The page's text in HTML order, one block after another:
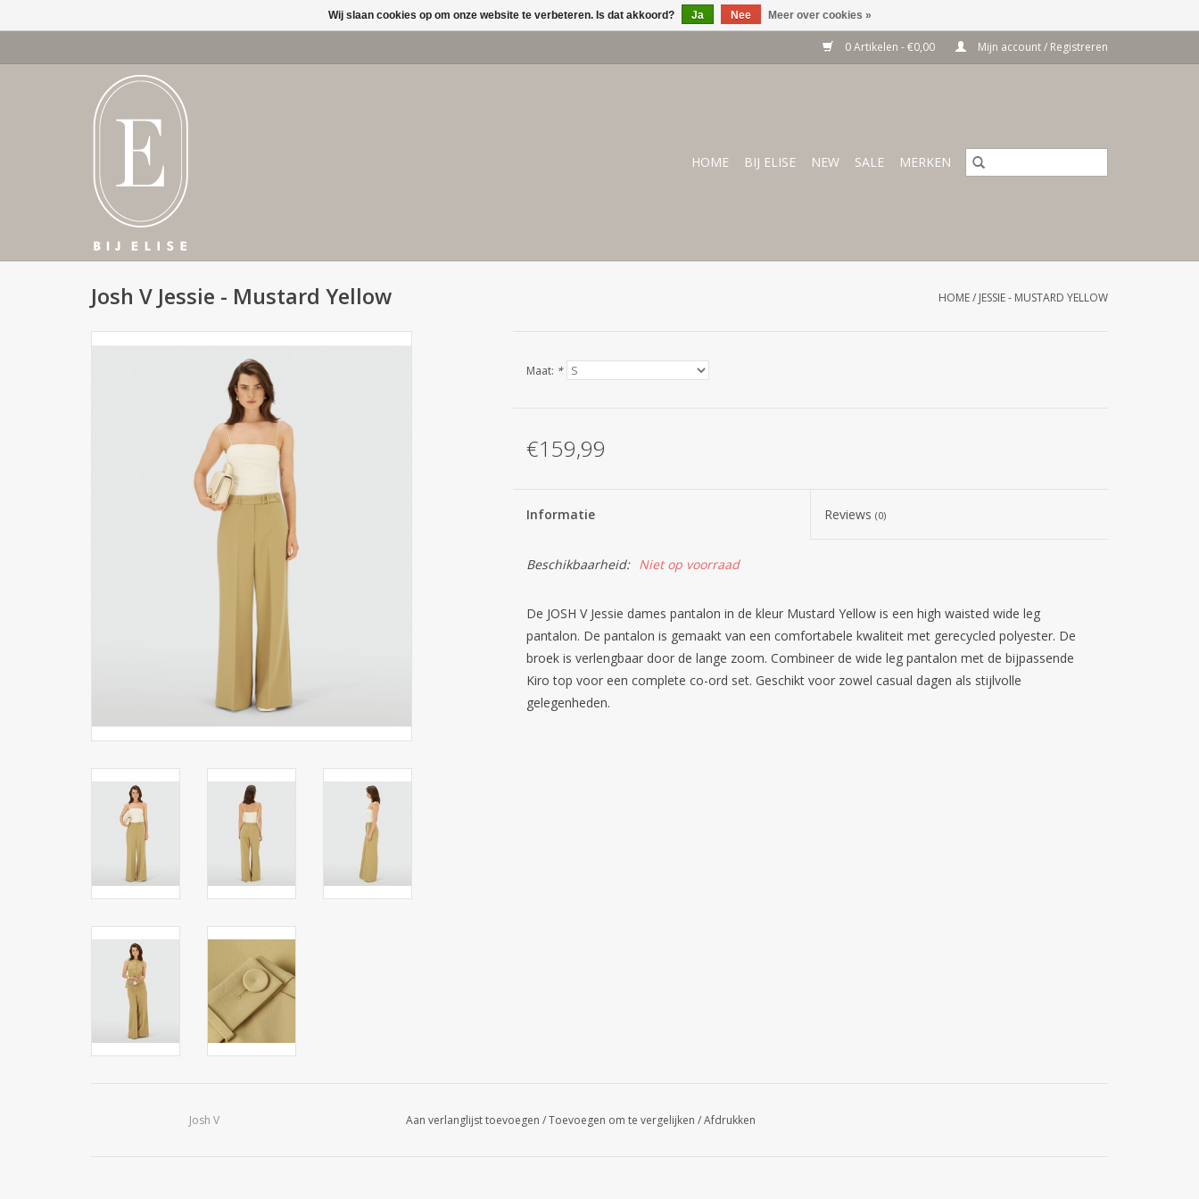
0 Artikelen - €0,00 Mijn account / Registreren
HOME BIJ ELISE NEW SALE MERKEN
Josh V Jessie - Mustard Yellow HOME/ JESSIE - MUSTARD YELLOW
Maat: *
€159,99
Informatie Reviews(0)
Beschikbaarheid: Niet op voorraad
De JOSH V Jessie dames pantalon in de kleur Mustard Yellow is een high waisted wide leg
pantalon. De pantalon is gemaakt van een comfortabele kwaliteit met gerecycled polyester. De
broek is verlengbaar door de lange zoom. Combineer de wide leg pantalon met de bijpassende
Kiro top voor een complete co-ord set. Geschikt voor zowel casual dagen als stijlvolle
gelegenheden.
Josh V Aan verlanglijst toevoegen /Toevoegen om te vergelijken /Afdrukken
Wij slaan cookies op om onze website te verbeteren. Is dat akkoord? Ja Nee Meer over cookies »